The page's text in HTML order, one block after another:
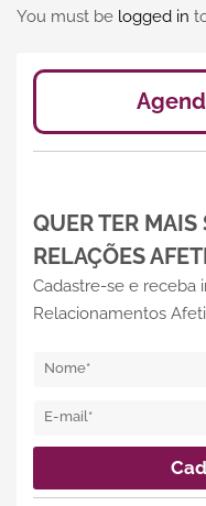
You must be logged in
QUER TER MAIS
RELAÇÕES
Cadastre-se e receba
Relacionamentos